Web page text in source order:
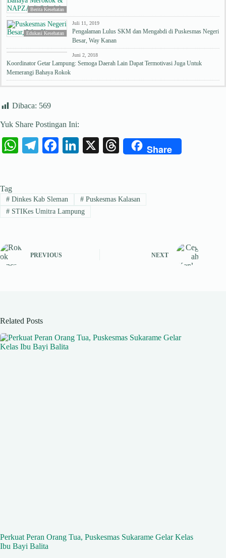
Berita Kesehatan
Edukasi Kesehatan
Juli 11, 2019
Pengalaman Lulus SKM dan Mengabdi di Puskesmas Negeri
Besar, Way Kanan
Berita Kesehatan
Juni 2, 2018
Koordinator Getar Lampung: Semoga Daerah Lain Dapat Termotivasi Juga Untuk
Memerangi Bahaya Rokok
Dibaca: 569
Yuk Share Postingan Ini:
W
A
pp
Te
a
m
Fa
ok
Li
In
X
T
ds
Share
Tag
#Dinkes Kab Sleman #Puskesmas Kalasan
#STIKes Umitra Lampung
PREVIOUS NEXT
Related Posts
Perkuat Peran Orang Tua, Puskesmas Sukarame Gelar Kelas
Ibu Bayi Balita